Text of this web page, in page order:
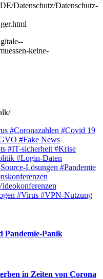
Datenschutz-
keine-
#Coronazahlen #Covid 19
#Fake News
#IT-sicherheit #Krise
#Login-Daten
Lösungen #Pandemie
#Virus #VPN-Nutzung
Pandemie-Panik
in Zeiten von Corona